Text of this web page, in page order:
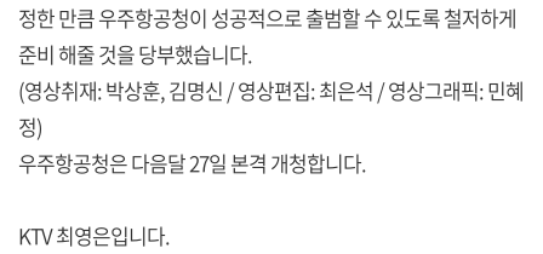
정한 만큼 우주항공청이 성공적으로 출범할 수 있도록 철저하게
준비 해줄 것을 당부했습니다.
(영상취재: 박상훈, 김명신 / 영상편집: 최은석 / 영상그래픽: 민혜
정)
우주항공청은 다음달 27일 본격 개청합니다.
KTV 최영은입니다.